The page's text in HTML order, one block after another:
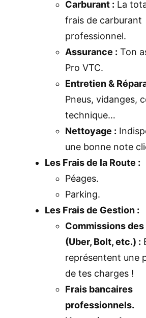
Carburant : La
frais de carburant
professionnel.
Assurance : Ton
Pro VTC.
Entretien &
Pneus, vidanges,
technique…
Nettoyage :
une bonne note
Les Frais de la Route :
Péages.
Parking.
Les Frais de Gestion :
Commissions
(Uber, Bolt, etc.) :
représentent une
de tes charges !
Frais bancaires
professionnels.